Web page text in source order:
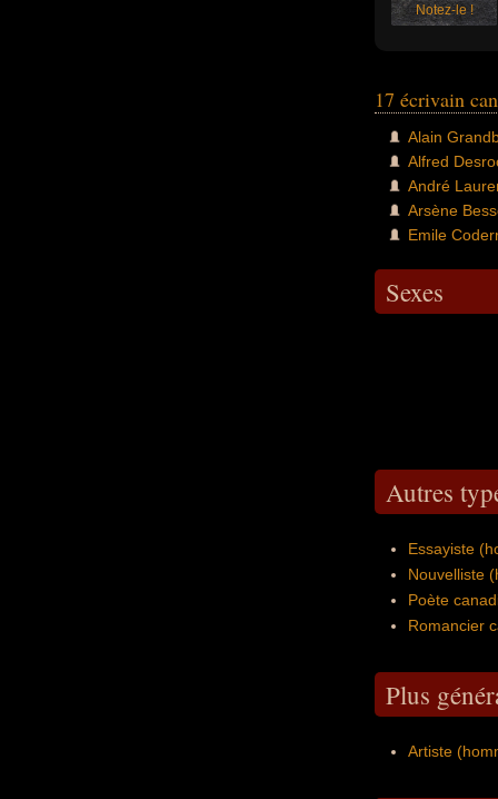
Notez-le !
17 écrivain
Alain
Alfred
André
Arsène
Emile
Sexes
Autres
Essayiste
Nouvelliste
Poète
Romancier
Plus
Artiste